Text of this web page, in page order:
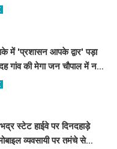
अभियान
में 'प्रशासन आपके द्वार' पड़ा
गांव की मेगा जन चौपाल में नहीं
स्टेट हाईवे पर दिनदहाड़े
व्यवसायी पर तमंचे से